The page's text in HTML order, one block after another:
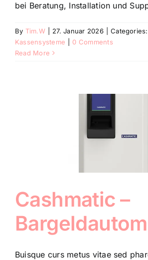
bei Beratung, Installation und
By Tim.W 27. Januar 2026
Categories:
Kassensysteme
0 Comments
Read More
Cashmatic –
Buisque curs metus vitae sed